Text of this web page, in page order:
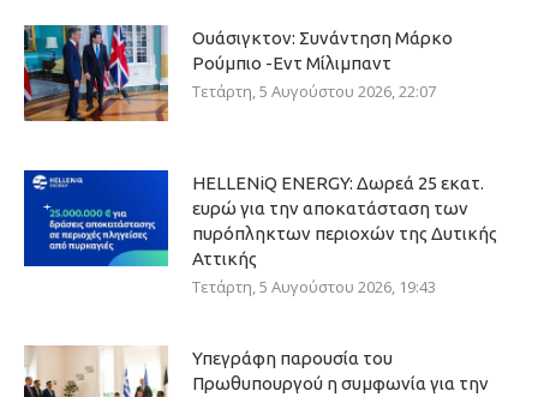
Ουάσιγκτον: Συνάντηση Μάρκο
Ρούμπιο -Εντ Μίλιμπαντ
Τετάρτη, 5 Αυγούστου 2026, 22:07
HELLENiQ ENERGY: Δωρεά 25 εκατ.
ευρώ για την αποκατάσταση των
πυρόπληκτων περιοχών της Δυτικής
Αττικής
Τετάρτη, 5 Αυγούστου 2026, 19:43
Υπεγράφη παρουσία του
Πρωθυπουργού η συμφωνία για την